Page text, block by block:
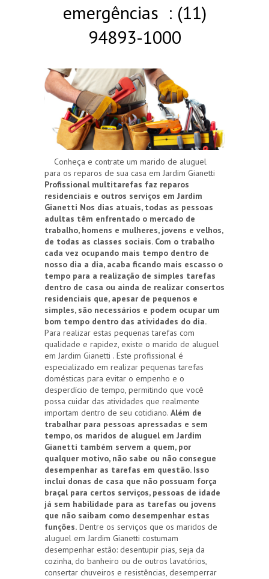
emergências : (11)
94893-1000
Conheça e contrate um marido de aluguel
para os reparos de sua casa em Jardim Gianetti
Profissional multitarefas faz reparos
residenciais e outros serviços em Jardim
Gianetti Nos dias atuais, todas as pessoas
adultas têm enfrentado o mercado de
trabalho, homens e mulheres, jovens e velhos,
de todas as classes sociais. Com o trabalho
cada vez ocupando mais tempo dentro de
nosso dia a dia, acaba ficando mais escasso o
tempo para a realização de simples tarefas
dentro de casa ou ainda de realizar consertos
residenciais que, apesar de pequenos e
simples, são necessários e podem ocupar um
bom tempo dentro das atividades do dia.
Para realizar estas pequenas tarefas com
qualidade e rapidez, existe o marido de aluguel
em Jardim Gianetti . Este profissional é
especializado em realizar pequenas tarefas
domésticas para evitar o empenho e o
desperdício de tempo, permitindo que você
possa cuidar das atividades que realmente
importam dentro de seu cotidiano. Além de
trabalhar para pessoas apressadas e sem
tempo, os maridos de aluguel em Jardim
Gianetti também servem a quem, por
qualquer motivo, não sabe ou não consegue
desempenhar as tarefas em questão. Isso
inclui donas de casa que não possuam força
braçal para certos serviços, pessoas de idade
já sem habilidade para as tarefas ou jovens
que não saibam como desempenhar estas
funções. Dentre os serviços que os maridos de
aluguel em Jardim Gianetti costumam
desempenhar estão: desentupir pias, seja da
cozinha, do banheiro ou de outros lavatórios,
consertar chuveiros e resistências, desemperrar